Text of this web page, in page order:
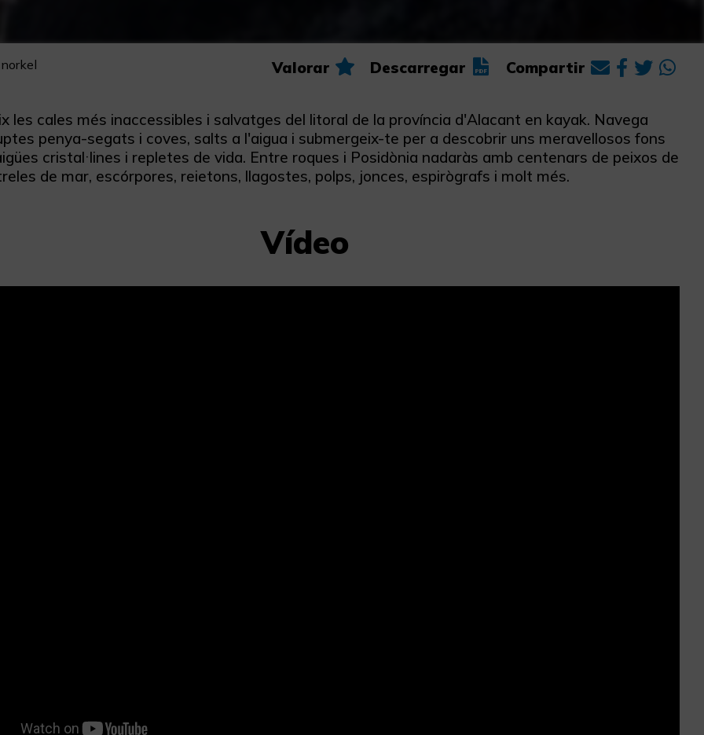
Valorar Descarregar Compartir
les cales més inaccessibles i salvatges del litoral de la província d'Alacant en kayak. Navega
penya-segats i coves, salts a l'aigua i submergeix-te per a descobrir uns meravellosos fons
cristal·lines i repletes de vida. Entre roques i Posidònia nadaràs amb centenars de peixos de
de mar, escórpores, reietons, llagostes, polps, jonces, espirògrafs i molt més.
Vídeo